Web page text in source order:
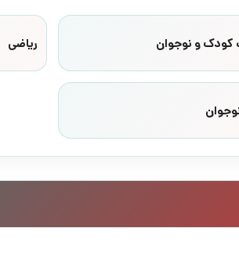
کودک و نوجوان ریاضی